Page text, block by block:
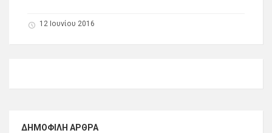
12 Ιουνίου 2016
ΔΗΜΟΦΙΛΉ ΆΡΘΡΑ